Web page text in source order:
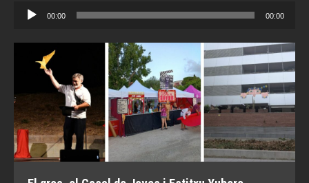
Reproductor
d'àudio
00:00 00:00